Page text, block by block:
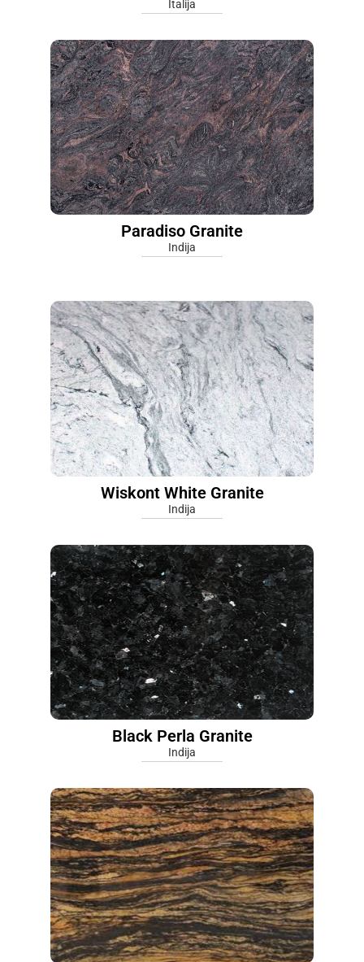
Italija
Paradiso Granite
Indija
Wiskont White Granite
Indija
Black Perla Granite
Indija